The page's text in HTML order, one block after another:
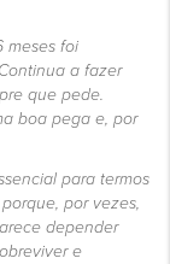
meses foi
a fazer
que pede.
boa pega e, por
para termos
por vezes,
depender
e